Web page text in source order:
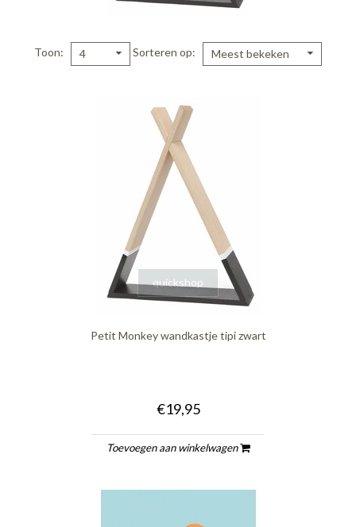
Toon 4 Sorteren op Meest bekeken
quickshop
Petit Monkey wandkastje tipi zwart
€19,95
Toevoegen aan winkelwagen